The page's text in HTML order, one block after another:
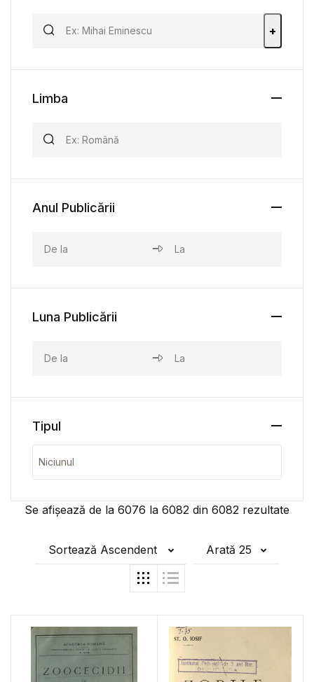
Se afișează de la 6076 la 6082 din 6082 rezultate
Sortează Ascendent Arată 25
+
Limba
Anul Publicării
Luna Publicării
Tipul